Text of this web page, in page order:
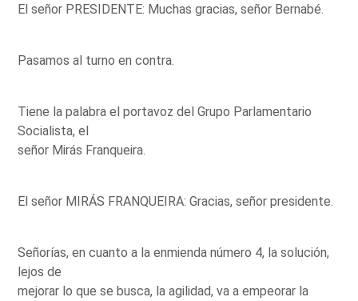
El señor PRESIDENTE: Muchas gracias, señor Bernabé.
Pasamos al turno en contra.
Tiene la palabra el portavoz del Grupo Parlamentario
Socialista, el
señor Mirás Franqueira.
El señor MIRÁS FRANQUEIRA: Gracias, señor presidente.
Señorías, en cuanto a la enmienda número 4, la solución,
lejos de
mejorar lo que se busca, la agilidad, va a empeorar la